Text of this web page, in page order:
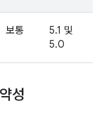
보통
5.1 및
5.0
성